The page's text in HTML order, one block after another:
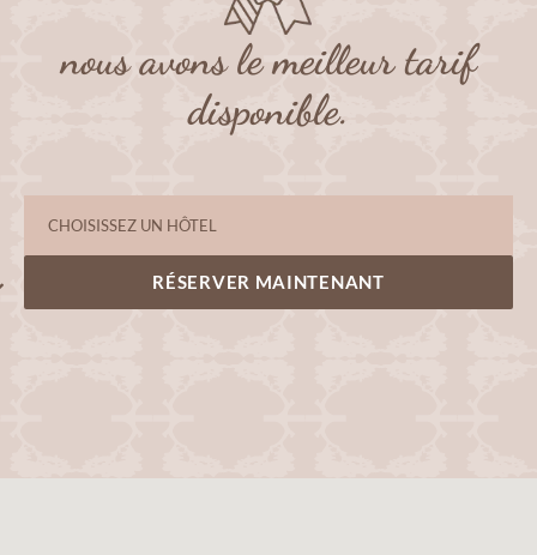
nous avons le meilleur tarif
disponible.
RÉSERVER MAINTENANT